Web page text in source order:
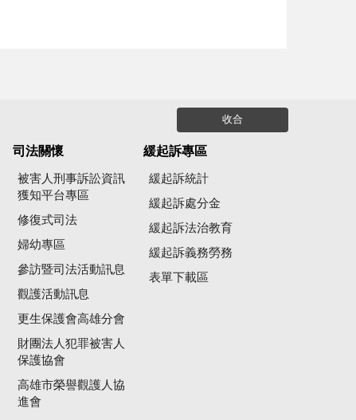
收合
司法關懷
被害人刑事訴訟資訊
獲知平台專區
修復式司法
婦幼專區
參訪暨司法活動訊息
觀護活動訊息
更生保護會高雄分會
財團法人犯罪被害人
保護協會
高雄市榮譽觀護人協
進會
緩起訴專區
緩起訴統計
緩起訴處分金
緩起訴法治教育
緩起訴義務勞務
表單下載區